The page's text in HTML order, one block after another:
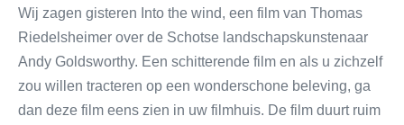
Wij zagen gisteren Into the wind, een film van Thomas
Riedelsheimer over de Schotse landschapskunstenaar
Andy Goldsworthy. Een schitterende film en als u zichzelf
zou willen tracteren op een wonderschone beleving, ga
dan deze film eens zien in uw filmhuis. De film duurt ruim